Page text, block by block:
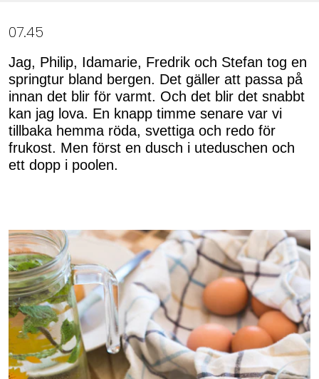
07.45
Jag, Philip, Idamarie, Fredrik och Stefan tog en
springtur bland bergen. Det gäller att passa på
innan det blir för varmt. Och det blir det snabbt
kan jag lova. En knapp timme senare var vi
tillbaka hemma röda, svettiga och redo för
frukost. Men först en dusch i uteduschen och
ett dopp i poolen.